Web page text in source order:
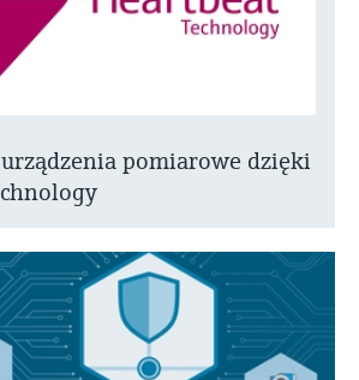
pomiarowe dzięki